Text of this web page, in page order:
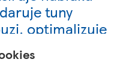
tuny
optimalizuje
stopu